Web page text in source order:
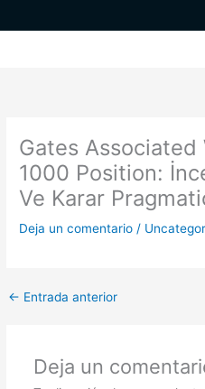
al
Gates Associated
1000 Position:
Ve Karar
Deja un comentario /
← Entrada anterior
Deja un